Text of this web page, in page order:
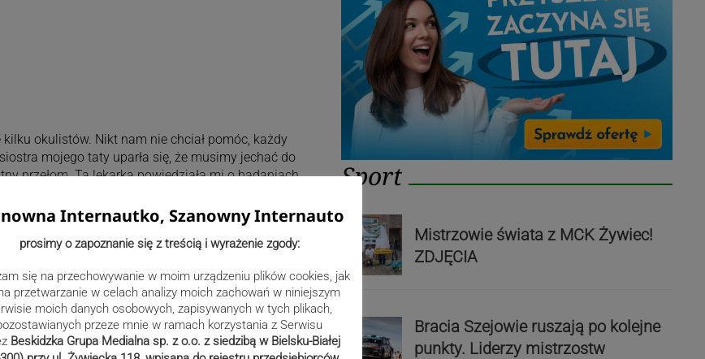
okulistów. Nikt nam nie chciał pomóc, każdy
mojego taty uparła się, że musimy jechać do
przełom. Ta lekarka powiedziała mi o badaniach
uwarunkowaną wadą podobna do tej, która dotknęła
klinikę w Chinach, gdzie dysplazja przegrodowo-
– mówi Agnieszka Dyrcz. Wprawdzie ta metoda
małych dzieciach. A rodzicom Filipka zależy na tym,
Im bowiem młodszy pacjent, tym większe
wszędzie są podobne.
muru ludzkiej obojętności, trafiliśmy na fantastyczne
w Makowie Podhalańskim. Same od siebie
starać już od momentu, kiedy dostałam
Sport
Mistrzowie świata z MCK Żywiec!
ZDJĘCIA
Bracia Szejowie ruszają po kolejne
punkty. Liderzy mistrzostw
Internautko, Szanowny Internauto
prosimy o zapoznanie się z treścią i wyrażenie zgody:
się na przechowywanie w moim urządzeniu plików cookies, jak
przetwarzanie w celach analizy moich zachowań w niniejszym
moich danych osobowych, zapisywanych w tych plikach,
przeze mnie w ramach korzystania z Serwisu
Beskidzka Grupa Medialna sp. z o.o. z siedzibą w Bielsku-Białej